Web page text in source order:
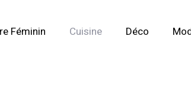
Féminin Cuisine Déco